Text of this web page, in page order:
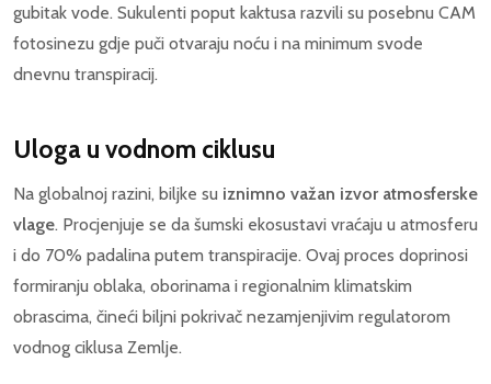
gubitak vode. Sukulenti poput kaktusa razvili su posebnu CAM
fotosinezu gdje puči otvaraju noću i na minimum svode
dnevnu transpiracij.
Uloga u vodnom ciklusu
Na globalnoj razini, biljke su iznimno važan izvor atmosferske
vlage. Procjenjuje se da šumski ekosustavi vraćaju u atmosferu
i do 70% padalina putem transpiracije. Ovaj proces doprinosi
formiranju oblaka, oborinama i regionalnim klimatskim
obrascima, čineći biljni pokrivač nezamjenjivim regulatorom
vodnog ciklusa Zemlje.